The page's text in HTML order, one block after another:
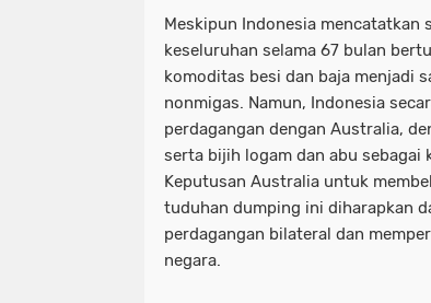
Meskipun Indonesia mencatatkan
keseluruhan selama 67 bulan
komoditas besi dan baja menjadi
nonmigas. Namun, Indonesia
perdagangan dengan Australia,
serta bijih logam dan abu
Keputusan Australia untuk
tuduhan dumping ini diharapkan
perdagangan bilateral dan
negara.